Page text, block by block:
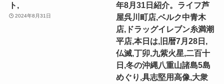
ト,
2024年8月31日
年8月31日紹介。ライフ芦
屋呉川町店,ベルク中青木
店,ドラッグイレブン糸満潮
平店,本日は,旧暦7月28日,
仏滅,丁卯,九紫火星,二百十
日,冬の沖縄八重山諸島5島
めぐり,具志堅用高像,大衆